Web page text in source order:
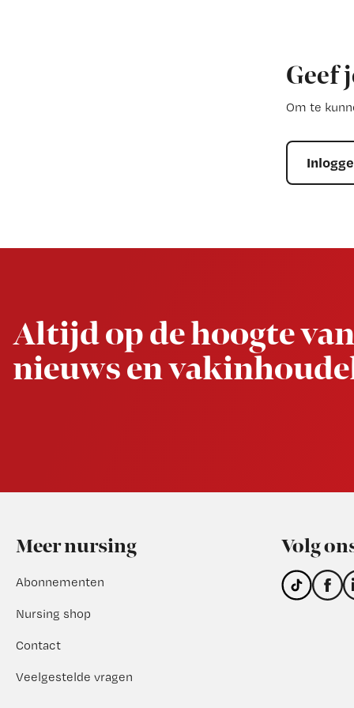
Geef
Om te
Altijd op de hoogte
nieuws en
Footer
Meer nursing
Abonnementen
Nursing shop
Contact
Veelgestelde vragen
Volg